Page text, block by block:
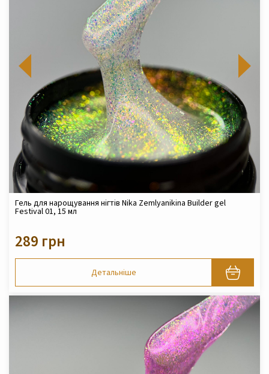
Гель для нарощування нігтів Nika Zemlyanikina Builder gel
Festival 01, 15 мл
289 грн
Детальніше